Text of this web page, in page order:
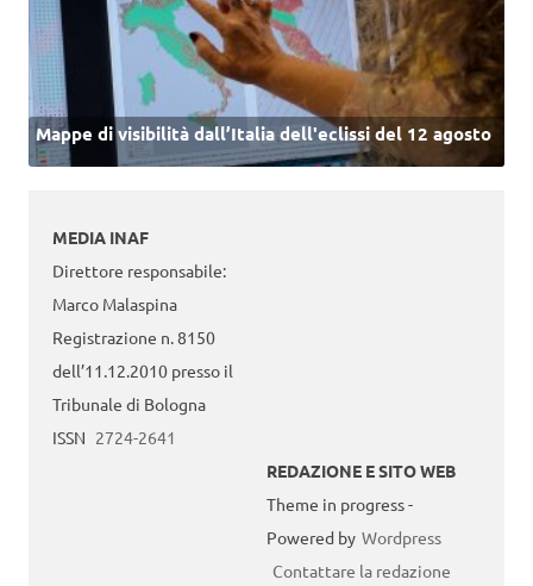
Mappe di visibilità dall’Italia dell'eclissi del 12 agosto
MEDIA INAF
Direttore responsabile:
Marco Malaspina
Registrazione n. 8150
dell’11.12.2010 presso il
Tribunale di Bologna
ISSN 2724-2641
REDAZIONE E SITO WEB
Theme in progress -
Powered by Wordpress
Contattare la redazione